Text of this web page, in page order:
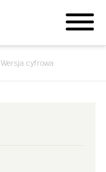
Wersja cyfrowa